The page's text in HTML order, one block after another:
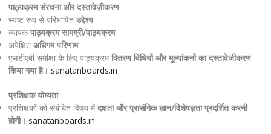
पाठ्यक्रम संरचना और दस्तावेज़ीकरण
स्पष्ट रूप से परिभाषित उद्देश्य
व्यापकपाठ्यक्रम सामग्री/पाठ्यक्रम
अपेक्षित अधिगम परिणाम
एसडीएबी समीक्षा के लिए पाठ्यक्रमवितरण विधियों और मूल्यांकनों का दस्तावेजीकरण
किया गया है। sanatanboards.in
प्रशिक्षक योग्यता
प्रशिक्षकों को संबंधित विषय मेंदक्षता और प्रासंगिक ज्ञान/विशेषज्ञता प्रदर्शित करनी
होगी। sanatanboards.in